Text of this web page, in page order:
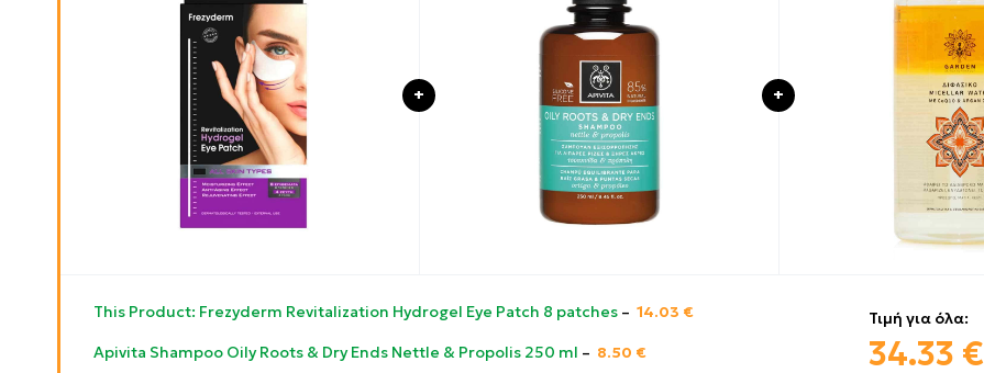
Τιμή για όλα:
34.33 €
This Product: Frezyderm Revitalization Hydrogel Eye Patch 8 patches – 14.03 €
Apivita Shampoo Oily Roots & Dry Ends Nettle & Propolis 250 ml – 8.50 €